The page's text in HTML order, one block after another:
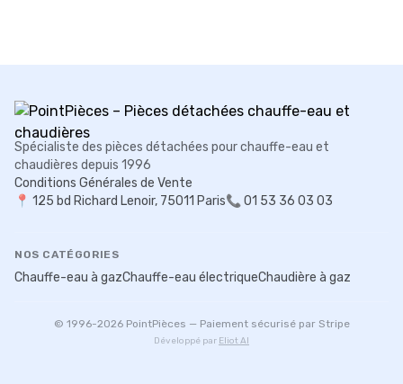
Spécialiste des pièces détachées pour chauffe-eau et
chaudières depuis 1996
Conditions Générales de Vente
📍 125 bd Richard Lenoir, 75011 Paris📞 01 53 36 03 03
NOS CATÉGORIES
Chauffe-eau à gazChauffe-eau électriqueChaudière à gaz
© 1996-2026PointPièces — Paiement sécurisé par Stripe
Développé par Eliot AI